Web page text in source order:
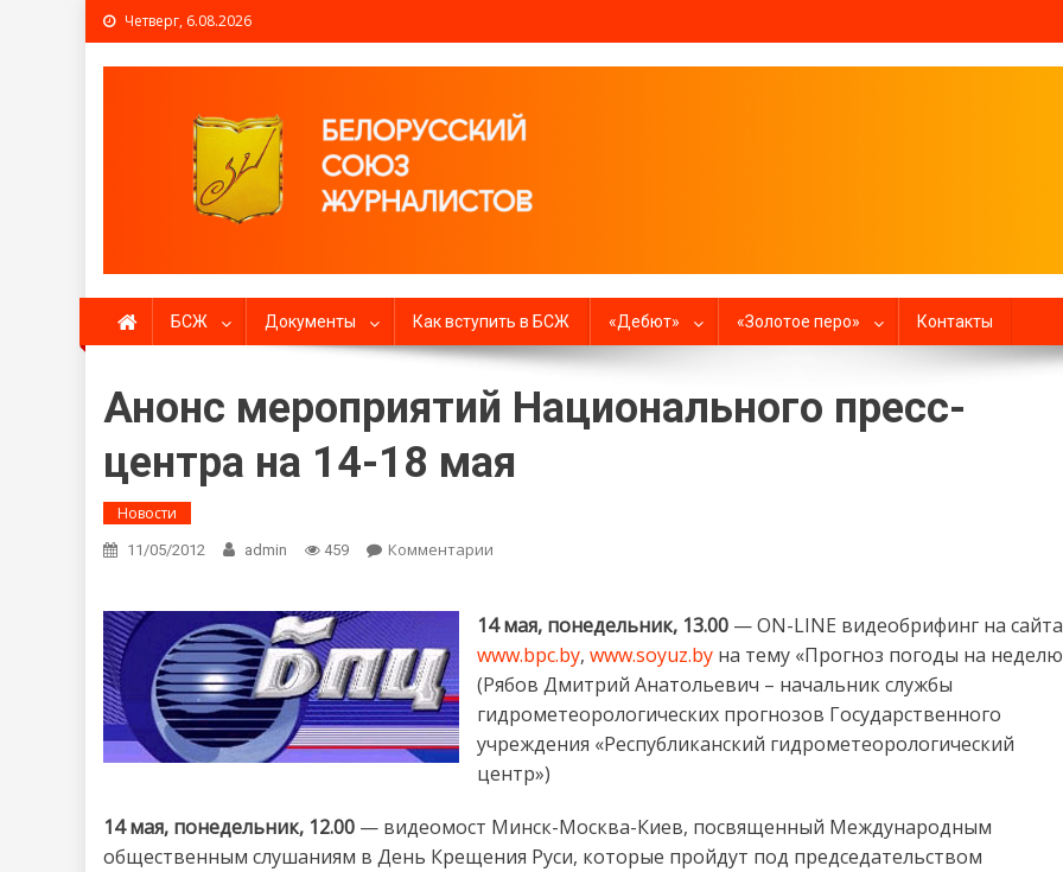
Четверг, 6.08.2026
Белорусский союз журналистов
БСЖ Документы Как вступить в БСЖ «Дебют» «Золотое перо» Контакты
Анонс мероприятий Национального пресс-
центра на 14-18 мая
Новости
11/05/2012 admin 459 Комментарии
14 мая, понедельник, 13.00 — ON-LINE видеобрифинг на
www.bpc.by, www.soyuz.by на тему «Прогноз погоды на
(Рябов Дмитрий Анатольевич – начальник службы
гидрометеорологических прогнозов Государственного
учреждения «Республиканский гидрометеорологический
центр»)
14 мая, понедельник, 12.00 — видеомост Минск-Москва-Киев, посвященный Международным
общественным слушаниям в День Крещения Руси, которые пройдут под председательством